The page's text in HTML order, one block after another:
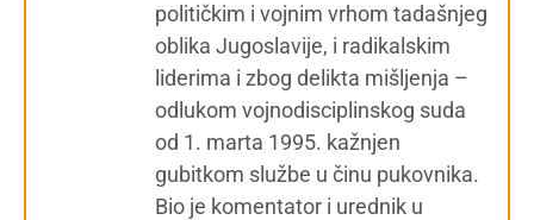
političkim i vojnim vrhom tadašnjeg
oblika Jugoslavije, i radikalskim
liderima i zbog delikta mišljenja –
odlukom vojnodisciplinskog suda
od 1. marta 1995. kažnjen
gubitkom službe u činu pukovnika.
Bio je komentator i urednik u